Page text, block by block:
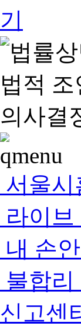
서울시
라이브
내 손
불합리
신고센